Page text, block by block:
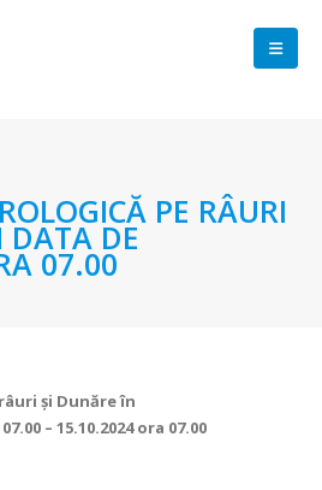
PE RÂURI
DATA DE
07.00
și Dunăre în
– 15.10.2024 ora 07.00